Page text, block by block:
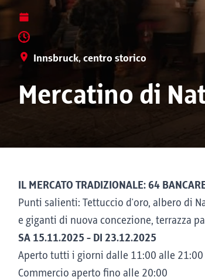
Innsbruck, centro storico
Mercatino di
IL MERCATO TRADIZIONALE: 64
Punti salienti: Tettuccio d'oro, albero di
e giganti di nuova concezione, terrazza
SA 15.11.2025 - DI 23.12.2025
Aperto tutti i giorni dalle 11:00 alle 21:00
Commercio aperto fino alle 20:00